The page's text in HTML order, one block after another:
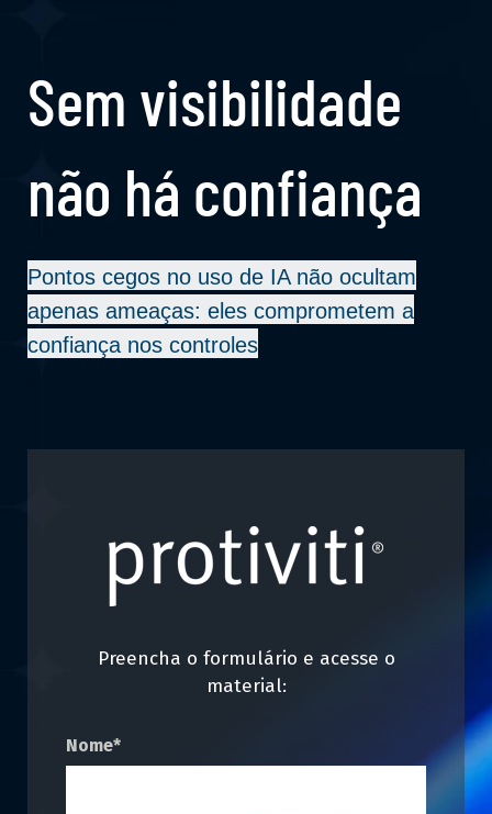
Sem visibilidade
não há confiança
Pontos cegos no uso de IA não ocultam
apenas ameaças: eles comprometem a
confiança nos controles
Preencha o formulário e acesse o
material:
Nome*